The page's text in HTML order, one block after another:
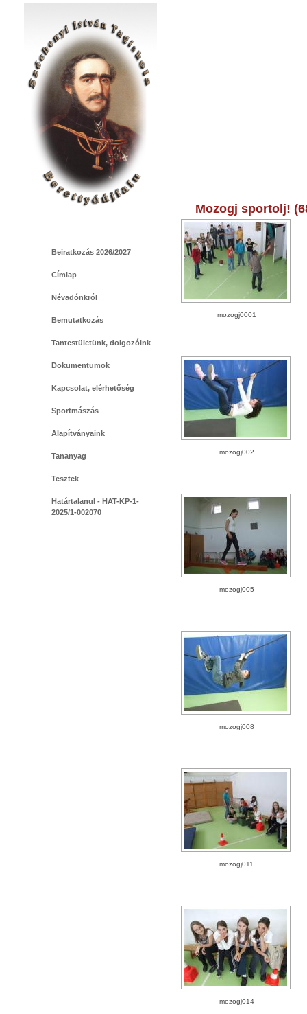
Beiratkozás 2026/2027
Címlap
Névadónkról
Bemutatkozás
Tantestületünk, dolgozóink
Dokumentumok
Kapcsolat, elérhetőség
Sportmászás
Alapítványaink
Tananyag
Tesztek
Határtalanul - HAT-KP-1-
2025/1-002070
Mozogj sportolj!
mozogj0001
mozogj002
mozogj005
mozogj008
mozogj011
mozogj014